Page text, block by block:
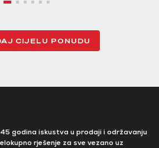
CIJELU PONUDU
godina iskustva u prodaji i održavanju
rješenje za sve vezano uz